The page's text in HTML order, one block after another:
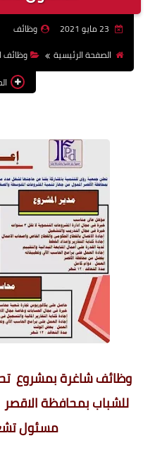
وظائف
الصفحة الرئيسية
وظائف
وظائف شاغرة بمشروع
للشباب بمحافظة
مسئول